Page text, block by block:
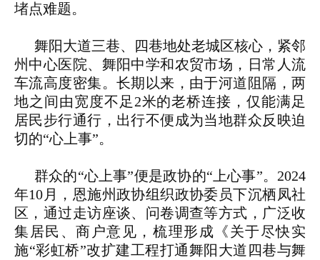
堵点难题。
舞阳大道三巷、四巷地处老城区核心，紧邻
州中心医院、舞阳中学和农贸市场，日常人流
车流高度密集。长期以来，由于河道阻隔，两
地之间由宽度不足2米的老桥连接，仅能满足
居民步行通行，出行不便成为当地群众反映迫
切的“心上事”。
群众的“心上事”便是政协的“上心事”。2024
年10月，恩施州政协组织政协委员下沉栖凤社
区，通过走访座谈、问卷调查等方式，广泛收
集居民、商户意见，梳理形成《关于尽快实
施“彩虹桥”改扩建工程打通舞阳大道四巷与舞